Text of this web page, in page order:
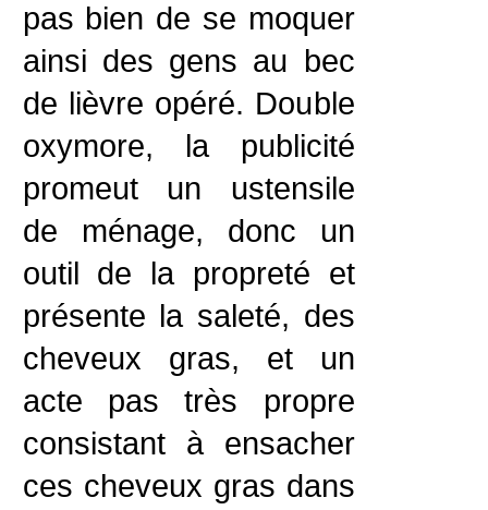
pas bien de se moquer
ainsi des gens au bec
de lièvre opéré. Double
oxymore, la publicité
promeut un ustensile
de ménage, donc un
outil de la propreté et
présente la saleté, des
cheveux gras, et un
acte pas très propre
consistant à ensacher
ces cheveux gras dans